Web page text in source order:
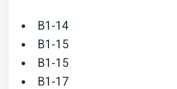
B1-14
B1-15
B1-15
B1-17